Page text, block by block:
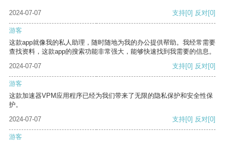
2024-07-07 支持[0] 反对[0]
游客
这款app就像我的私人助理，随时随地为我的办公提供帮助。我经常需要
查找资料，这款app的搜索功能非常强大，能够快速找到我需要的信息。
2024-07-07
支持[0] 反对[0]
游客
这款加速器VPM应用程序已经为我们带来了无限的隐私保护和安全性保
护。
2024-07-07
支持[0] 反对[0]
游客